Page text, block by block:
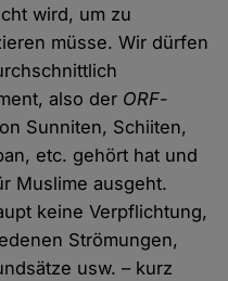
wird, um zu
müsse. Wir dürfen
also der ORF-
Sunniten, Schiiten,
etc. gehört hat und
Muslime ausgeht.
keine Verpflichtung,
Strömungen,
usw. – kurz